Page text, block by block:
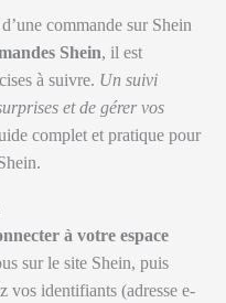
commande sur Shein
Shein, il est
à suivre. Un suivi
et de gérer vos
complet et pratique pour
à votre espace
sur le site Shein, puis
vos identifiants (adresse e-